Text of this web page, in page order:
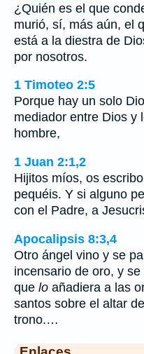
¿Quién es el que
murió, sí, más aún, el
está a la diestra de
por nosotros.
1 Timoteo 2:5
Porque hay un solo
mediador entre Dios y
hombre,
1 Juan 2:1,2
Hijitos míos, os
pequéis. Y si alguno
con el Padre, a
Apocalipsis 8:3,4
Otro ángel vino y se
incensario de oro, y
que lo añadiera a las
santos sobre el altar
trono.…
Enlaces